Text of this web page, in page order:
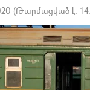
(Թարմացված է: